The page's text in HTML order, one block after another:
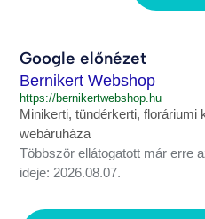
Google előnézet
Bernikert Webshop
https://bernikertwebshop.hu
Minikerti, tündérkerti, floráriumi
webáruháza
Többször ellátogatott már erre
ideje: 2026.08.07.